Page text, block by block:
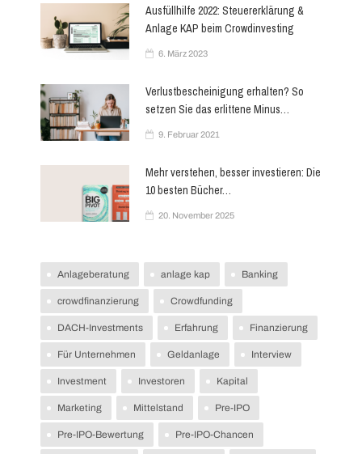
Ausfüllhilfe 2022: Steuererklärung &
Anlage KAP beim Crowdinvesting
6. März 2023
Verlustbescheinigung erhalten? So
setzen Sie das erlittene Minus…
9. Februar 2021
Mehr verstehen, besser investieren: Die
10 besten Bücher…
20. November 2025
Anlageberatung anlage kap Banking
crowdfinanzierung Crowdfunding
DACH-Investments Erfahrung Finanzierung
Für Unternehmen Geldanlage Interview
Investment Investoren Kapital
Marketing Mittelstand Pre-IPO
Pre-IPO-Bewertung Pre-IPO-Chancen